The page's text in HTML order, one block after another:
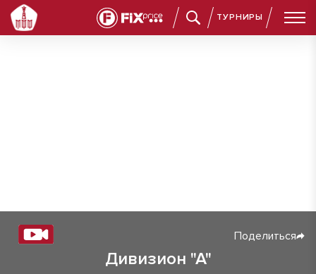
ТУРНИРЫ
Дивизион "А"
Поделиться